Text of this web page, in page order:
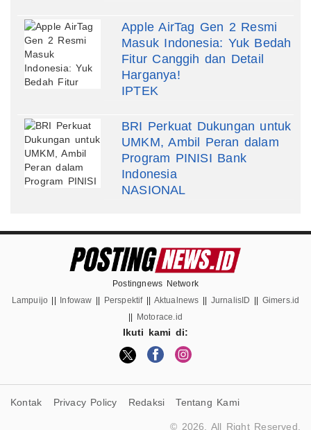
Apple AirTag Gen 2 Resmi
Masuk Indonesia: Yuk Bedah
Fitur Canggih dan Detail
Harganya!
IPTEK
BRI Perkuat Dukungan untuk
UMKM, Ambil Peran dalam
Program PINISI Bank
Indonesia
NASIONAL
Postingnews Network
Lampuijo
Infowaw Perspektif|| Aktualnews JurnalisID
Gimers.id
Motorace.id
Ikuti kami di:
Kontak Privacy Policy Redaksi Tentang Kami
© 2026. All Right Reserved.